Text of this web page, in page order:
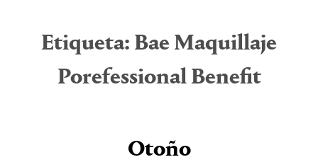
Etiqueta: Bae Maquillaje
Porefessional Benefit
Otoño